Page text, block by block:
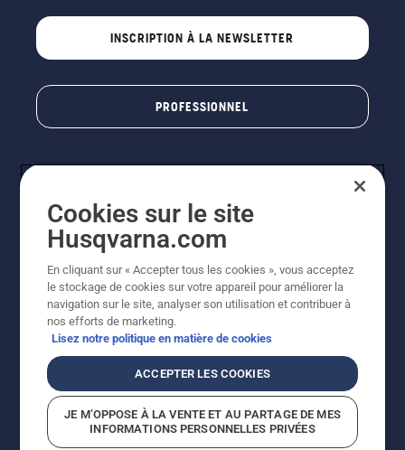
INSCRIPTION À LA NEWSLETTER
PROFESSIONNEL
© Husqvarna AB (publ). Tous droits réservés. Les prix
indiqués sont des prix de vente conseillés. Photos non
contractuelles. Tous les prix indiqués sont des prix de
disponible pour un achat direct.
Mentions légalesPolitique relative aux cookies
Conditions d'utilisation Avis de confidentialité
Égalité hommes femmesSignalement de violations présumées
Cookies sur le site
Husqvarna.com
En cliquant sur « Accepter tous les cookies », vous acceptez
le stockage de cookies sur votre appareil pour améliorer la
navigation sur le site, analyser son utilisation et contribuer à
nos efforts de marketing.
Lisez notre politique en matière de cookies
ACCEPTER LES COOKIES
JE M’OPPOSE À LA VENTE ET AU PARTAGE DE MES
INFORMATIONS PERSONNELLES PRIVÉES